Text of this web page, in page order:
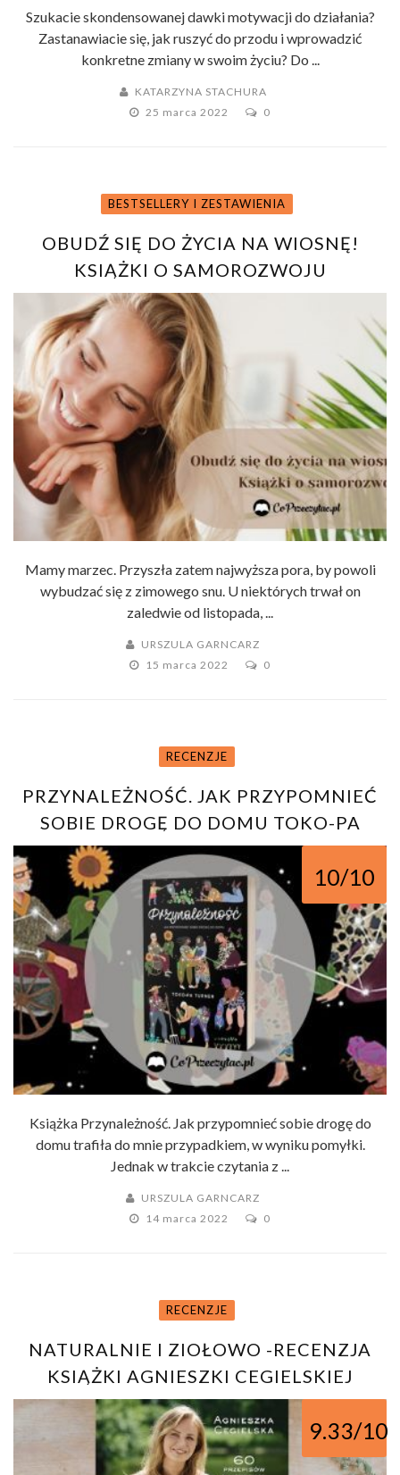
Szukacie skondensowanej dawki motywacji do działania?
Zastanawiacie się, jak ruszyć do przodu i wprowadzić
konkretne zmiany w swoim życiu? Do ...
KATARZYNA STACHURA
25 marca 2022
0
BESTSELLERY I ZESTAWIENIA
OBUDŹ SIĘ DO ŻYCIA NA WIOSNĘ!
KSIĄŻKI O SAMOROZWOJU
Mamy marzec. Przyszła zatem najwyższa pora, by powoli
wybudzać się z zimowego snu. U niektórych trwał on
zaledwie od listopada, ...
URSZULA GARNCARZ
15 marca 2022
0
RECENZJE
PRZYNALEŻNOŚĆ. JAK PRZYPOMNIEĆ
SOBIE DROGĘ DO DOMU TOKO-PA
TURNER – RECENZJA
10/10
Książka Przynależność. Jak przypomnieć sobie drogę do
domu trafiła do mnie przypadkiem, w wyniku pomyłki.
Jednak w trakcie czytania z ...
URSZULA GARNCARZ
14 marca 2022
0
RECENZJE
NATURALNIE I ZIOŁOWO -RECENZJA
KSIĄŻKI AGNIESZKI CEGIELSKIEJ
9.33/10